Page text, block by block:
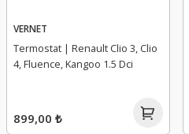
VERNET
Termostat | Renault Clio 3, Clio
4, Fluence, Kangoo 1.5 Dci
899,00 ₺